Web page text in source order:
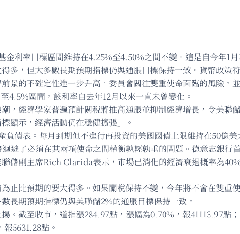
利率目標區間維持在4.25%至4.50%之間不變。這是自今年1
多，但大多數長期預期指標仍與通脹目標保持一致。貨幣政策
景的不確定性進一步升高，委員會關注雙重使命面臨的風險，
4.5%區間，該利率自去年12月以來一直未曾變化。
，經濟學家普遍預計關稅將推高通脹並抑制經濟增長，令美聯
顯示，經濟活動仍在穩健擴張」。
債表。每月到期但不進行再投資的美國國債上限維持在50億
避了必須在其兩項使命之間權衡孰輕孰重的問題。德意志銀
儲副主席Rich Clarida表示，市場已消化的經濟衰退概率為
止比預期的要大得多。如果關稅保持不變，今年將不會在雙重
長期預期指標仍與美聯儲2%的通脹目標保持一致。
。截至收市，道指漲284.97點，漲幅為0.70%，報41113.97點
5631.28點。